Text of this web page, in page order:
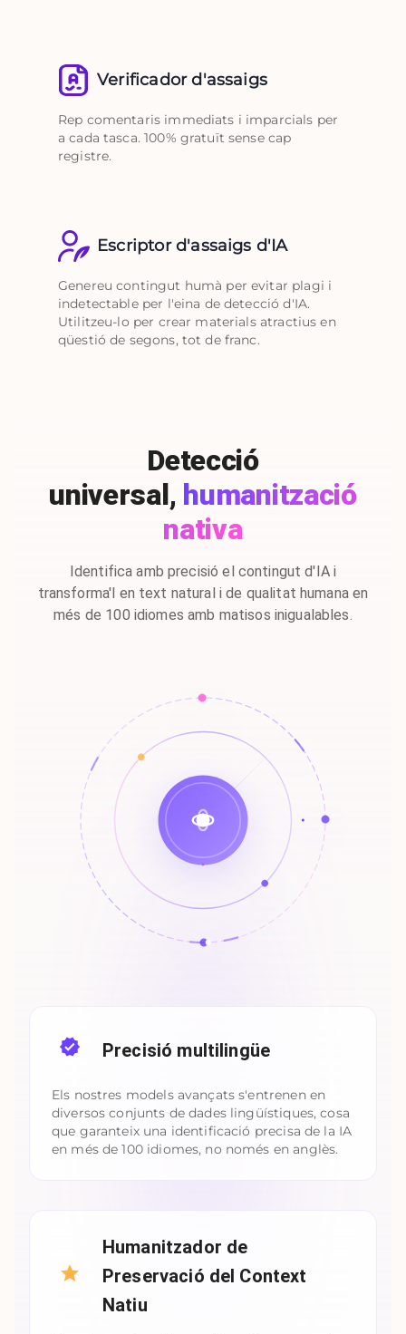
Verificador d'assaigs
Rep comentaris immediats i imparcials per
a cada tasca. 100% gratuït sense cap
registre.
Escriptor d'assaigs d'IA
Genereu contingut humà per evitar plagi i
indetectable per l'eina de detecció d'IA.
Utilitzeu-lo per crear materials atractius en
qüestió de segons, tot de franc.
Detecció
universal, humanització
nativa
Identifica amb precisió el contingut d'IA i
transforma'l en text natural i de qualitat humana en
més de 100 idiomes amb matisos inigualables.
Precisió multilingüe
Els nostres models avançats s'entrenen en
diversos conjunts de dades lingüístiques, cosa
que garanteix una identificació precisa de la IA
en més de 100 idiomes, no només en anglès.
Humanitzador de
Preservació del Context
Natiu